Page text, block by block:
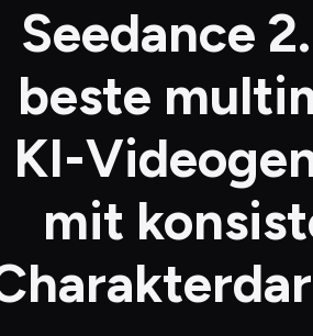
Seedance
beste
KI-
mit